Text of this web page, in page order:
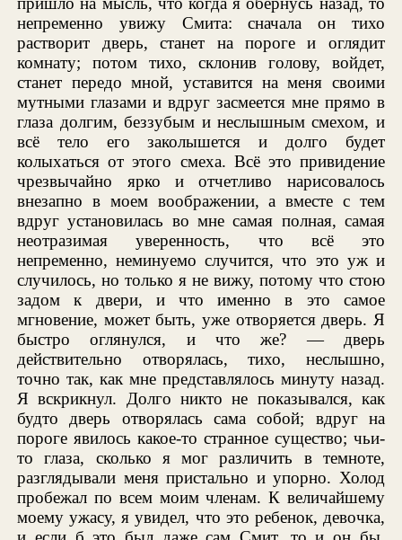
непременно увижу Смита: сначала он тихо
растворит дверь, станет на пороге и оглядит
комнату; потом тихо, склонив голову, войдет,
станет передо мной, уставится на меня своими
мутными глазами и вдруг засмеется мне прямо в
глаза долгим, беззубым и неслышным смехом, и
всё тело его заколышется и долго будет
колыхаться от этого смеха. Всё это привидение
чрезвычайно ярко и отчетливо нарисовалось
внезапно в моем воображении, а вместе с тем
вдруг установилась во мне самая полная, самая
неотразимая уверенность, что всё это
непременно, неминуемо случится, что это уж и
случилось, но только я не вижу, потому что стою
задом к двери, и что именно в это самое
мгновение, может быть, уже отворяется дверь. Я
быстро оглянулся, и что же? — дверь
действительно отворялась, тихо, неслышно,
точно так, как мне представлялось минуту назад.
Я вскрикнул. Долго никто не показывался, как
будто дверь отворялась сама собой; вдруг на
пороге явилось какое-то странное существо; чьи-
то глаза, сколько я мог различить в темноте,
разглядывали меня пристально и упорно. Холод
пробежал по всем моим членам. К величайшему
моему ужасу, я увидел, что это ребенок, девочка,